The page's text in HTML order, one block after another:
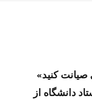
کنید»
۲۹۶ استاد دانشگاه از